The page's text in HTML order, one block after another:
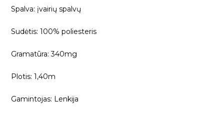
Spalva: įvairių spalvų
Sudėtis: 100% poliesteris
Gramatūra: 340mg
Plotis: 1,40m
Gamintojas: Lenkija